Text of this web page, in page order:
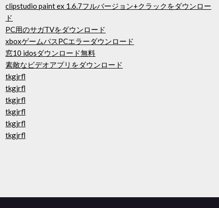
clipstudio paint ex 1.6.7フルバージョン+クラックをダウンロー
ド
PC用のサガTVをダウンロード
xboxゲームパスPCエラーダウンロード
窓10 idosダウンロード無料
素敵なビデオアプリをダウンロード
tkgjrfl
tkgjrfl
tkgjrfl
tkgjrfl
tkgjrfl
tkgjrfl